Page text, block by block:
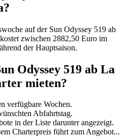
auf der Sun Odyssey 519 ab
zwischen 2882,50 Euro im
der Hauptsaison.
Odyssey 519 ab La
mieten?
verfügbare Wochen.
Abfahrtstag.
in der Liste darunter angezeigt.
Charterpreis führt zum Angebot...